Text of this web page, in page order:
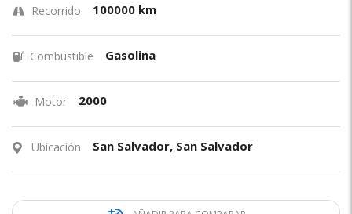
Recorrido 100000 km
Combustible Gasolina
Motor 2000
Ubicación San Salvador, San Salvador